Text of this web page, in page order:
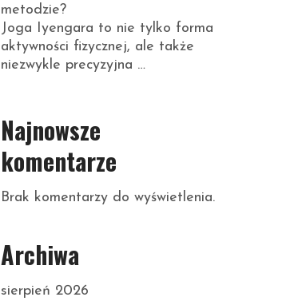
metodzie?
Joga Iyengara to nie tylko forma
aktywności fizycznej, ale także
niezwykle precyzyjna …
Najnowsze
komentarze
Brak komentarzy do wyświetlenia.
Archiwa
sierpień 2026